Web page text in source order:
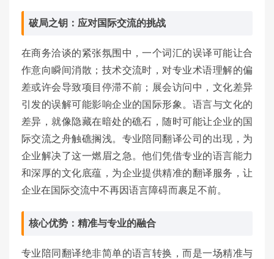
破局之钥：应对国际交流的挑战
在商务洽谈的紧张氛围中，一个词汇的误译可能让合
作意向瞬间消散；技术交流时，对专业术语理解的偏
差或许会导致项目停滞不前；展会访问中，文化差异
引发的误解可能影响企业的国际形象。语言与文化的
差异，就像隐藏在暗处的礁石，随时可能让企业的国
际交流之舟触礁搁浅。专业陪同翻译公司的出现，为
企业解决了这一燃眉之急。他们凭借专业的语言能力
和深厚的文化底蕴，为企业提供精准的翻译服务，让
企业在国际交流中不再因语言障碍而裹足不前。
核心优势：精准与专业的融合
专业陪同翻译绝非简单的语言转换，而是一场精准与